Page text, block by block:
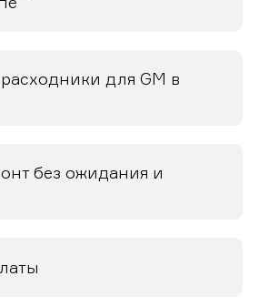
для GM в
без ожидания и